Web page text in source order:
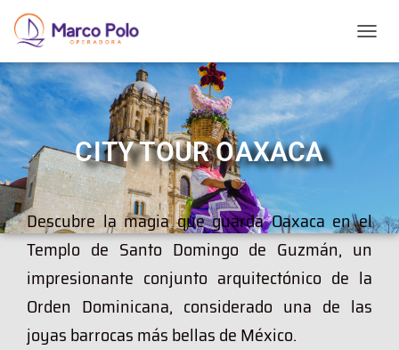
O
G
A
T
O
CITY TOUR OAXACA
Descubre la magia que guarda Oaxaca en el
Templo de Santo Domingo de Guzmán, un
impresionante conjunto arquitectónico de la
Orden Dominicana, considerado una de las
joyas barrocas más bellas de México.